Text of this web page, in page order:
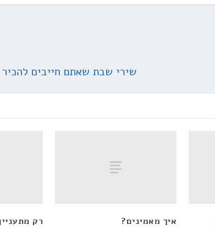
שירי שבת שאתם חייבים
איך מאמינים?
רק